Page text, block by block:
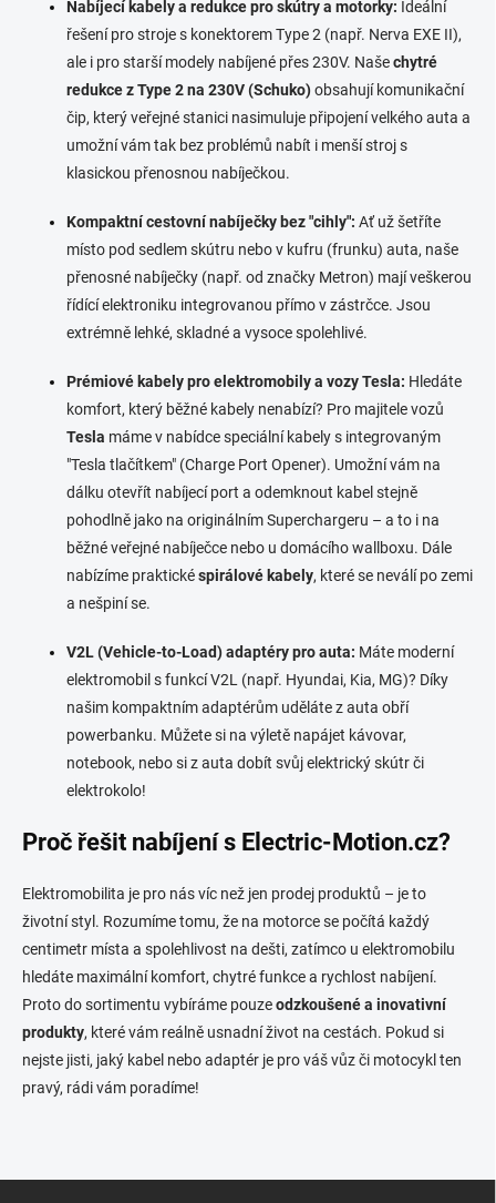
Nabíjecí kabely a redukce pro skútry a motorky: Ideální
řešení pro stroje s konektorem Type 2 (např. Nerva EXE II),
ale i pro starší modely nabíjené přes 230V. Našechytré
redukce z Type 2 na 230V (Schuko)obsahují komunikační
čip, který veřejné stanici nasimuluje připojení velkého auta a
umožní vám tak bez problémů nabít i menší stroj s
klasickou přenosnou nabíječkou.
Kompaktní cestovní nabíječky bez "cihly": Ať už šetříte
místo pod sedlem skútru nebo v kufru (frunku) auta, naše
přenosné nabíječky (např. od značky Metron) mají veškerou
řídící elektroniku integrovanou přímo v zástrčce. Jsou
extrémně lehké, skladné a vysoce spolehlivé.
Prémiové kabely pro elektromobily a vozy Tesla: Hledáte
komfort, který běžné kabely nenabízí? Pro majitele vozů
Tesla máme v nabídce speciální kabely s integrovaným
"Tesla tlačítkem" (Charge Port Opener). Umožní vám na
dálku otevřít nabíjecí port a odemknout kabel stejně
pohodlně jako na originálním Superchargeru – a to i na
běžné veřejné nabíječce nebo u domácího wallboxu. Dále
nabízíme praktickéspirálové kabely, které se neválí po zemi
a nešpiní se.
V2L (Vehicle-to-Load) adaptéry pro auta: Máte moderní
elektromobil s funkcí V2L (např. Hyundai, Kia, MG)? Díky
našim kompaktním adaptérům uděláte z auta obří
powerbanku. Můžete si na výletě napájet kávovar,
notebook, nebo si z auta dobít svůj elektrický skútr či
elektrokolo!
Proč řešit nabíjení s Electric-Motion.cz?
Elektromobilita je pro nás víc než jen prodej produktů – je to
životní styl. Rozumíme tomu, že na motorce se počítá každý
centimetr místa a spolehlivost na dešti, zatímco u elektromobilu
hledáte maximální komfort, chytré funkce a rychlost nabíjení.
Proto do sortimentu vybíráme pouzeodzkoušené a inovativní
produkty, které vám reálně usnadní život na cestách. Pokud si
nejste jisti, jaký kabel nebo adaptér je pro váš vůz či motocykl ten
pravý, rádi vám poradíme!